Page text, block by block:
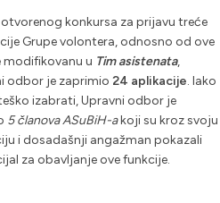
konkursa za prijavu treće
Grupe volontera, odnosno od ove
modifikovanu u Tim asistenata,
odbor je zaprimio24 aplikacije. Iako
izabrati, Upravni odbor je
5 članova ASuBiH-akoji su kroz svoju
i dosadašnji angažman pokazali
za obavljanje ove funkcije.